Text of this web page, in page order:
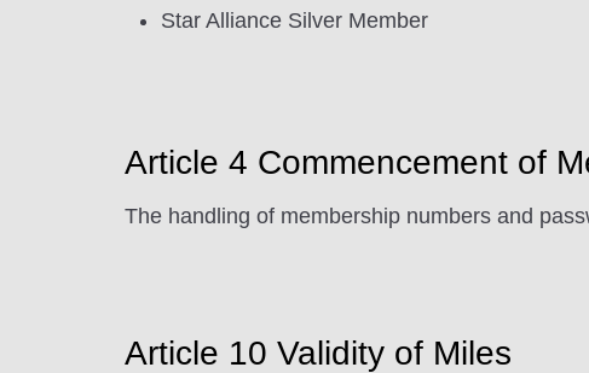
Star Alliance Silver Member
Article 4 Commencement of
The handling of membership numbers and
Article 10 Validity of Miles